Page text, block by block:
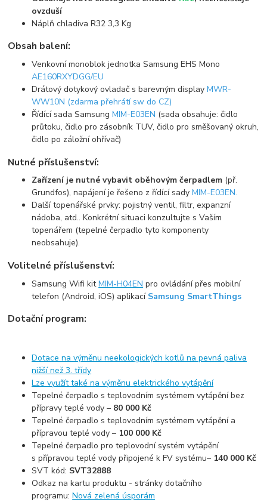
ovzduší
Náplň chladiva R32 3,3 Kg
Obsah balení:
Venkovní monoblok jednotka Samsung EHS Mono
AE160RXYDGG/EU
Drátový dotykový ovladač s barevným displayMWR-
WW10N (zdarma přehrátí sw do CZ)
Řídící sada SamsungMIM-E03EN (sada obsahuje: čidlo
průtoku, čidlo pro zásobník TUV, čidlo pro směšovaný okruh,
čidlo po záložní ohřívač)
Nutné příslušenství:
Zařízení je nutné vybavit oběhovým čerpadlem (př.
Grundfos), napájení je řešeno z řídící sadyMIM-E03EN.
Další topenářské prvky: pojistný ventil, filtr, expanzní
nádoba, atd.. Konkrétní situaci konzultujte s Vaším
topenářem (tepelné čerpadlo tyto komponenty
neobsahuje).
Volitelné příslušenství:
Samsung Wifi kitMIM-H04EN pro ovládání přes mobilní
telefon (Android, iOS) aplikací Samsung SmartThings
Dotační program:
Dotace na výměnu neekologických kotlů na pevná paliva
nižší než 3. třídy
Lze využít také na výměnu elektrického vytápění
Tepelné čerpadlo s teplovodním systémem vytápění bez
přípravy teplé vody – 80 000 Kč
Tepelné čerpadlo s teplovodním systémem vytápění a
přípravou teplé vody – 100 000 Kč
Tepelné čerpadlo pro teplovodní systém vytápění
s přípravou teplé vody připojené k FV systému– 140 000 Kč
SVT kód: SVT32888
Odkaz na kartu produktu - stránky dotačního
programu:Nová zelená úsporám